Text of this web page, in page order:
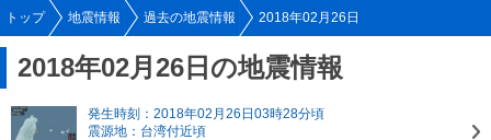
トップ 地震情報 過去の地震情報 2018年02月26日
2018年02月26日の地震情報
発生時刻：2018年02月26日03時28分頃
震源地：台湾付近頃